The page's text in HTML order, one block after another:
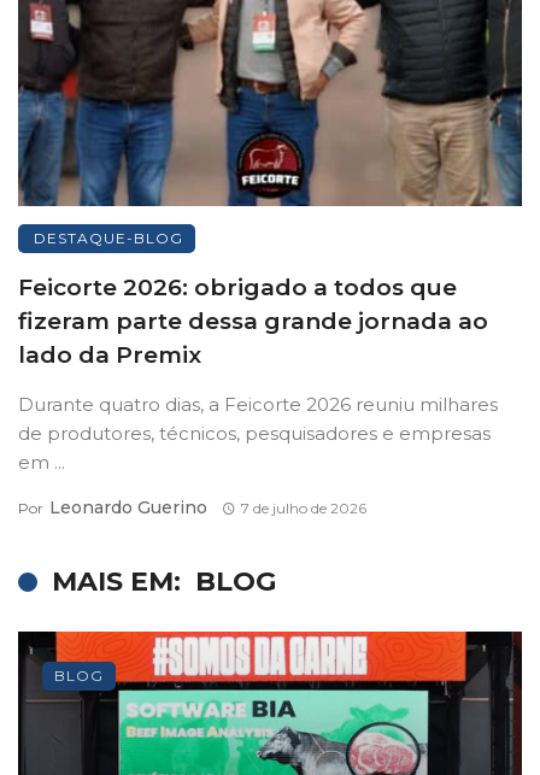
DESTAQUE-BLOG
Feicorte 2026: obrigado a todos que
fizeram parte dessa grande jornada ao
lado da Premix
Durante quatro dias, a Feicorte 2026 reuniu milhares
de produtores, técnicos, pesquisadores e empresas
em ...
Por Leonardo Guerino 7 de julho de 2026
MAIS EM: BLOG
BLOG